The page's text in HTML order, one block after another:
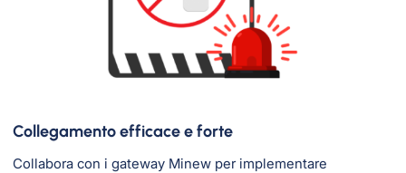
Collegamento efficace e forte
Collabora con i gateway Minew per implementare